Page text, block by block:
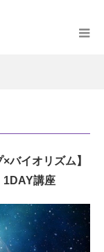
バイオリズム】
1DAY講座